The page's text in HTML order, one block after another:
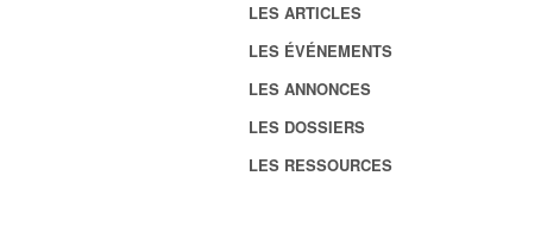
LES ARTICLES
LES ÉVÉNEMENTS
LES ANNONCES
LES DOSSIERS
LES RESSOURCES